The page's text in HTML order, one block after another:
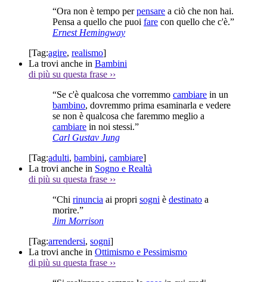
“Ora non è tempo perpensare a ciò che non hai.
Pensa a quello che puoi fare con quello che c'è.”
Ernest Hemingway
[Tag:agire, realismo]
La trovi anche in Bambini
di più su questa frase ››
“Se c'è qualcosa che vorremmo cambiare in un
bambino, dovremmo prima esaminarla e vedere
se non è qualcosa che faremmo meglio a
cambiare in noi stessi.”
Carl Gustav Jung
[Tag:adulti, bambini, cambiare]
La trovi anche in Sogno e Realtà
di più su questa frase ››
“Chi rinuncia ai propri sogni è destinato a
morire.”
Jim Morrison
[Tag:arrendersi, sogni]
La trovi anche in Ottimismo e Pessimismo
di più su questa frase ››